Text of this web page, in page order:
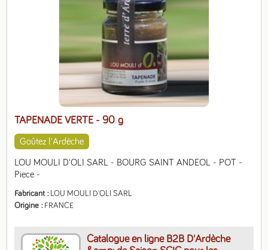
TAPENADE VERTE - 90 g
Goûtez l'Ardèche
LOU MOULI D'OLI SARL - BOURG SAINT ANDEOL - POT -
Piece -
Fabricant
LOU MOULI D'OLI SARL
Origine
FRANCE
Catalogue en ligne B2B D'Ardèche